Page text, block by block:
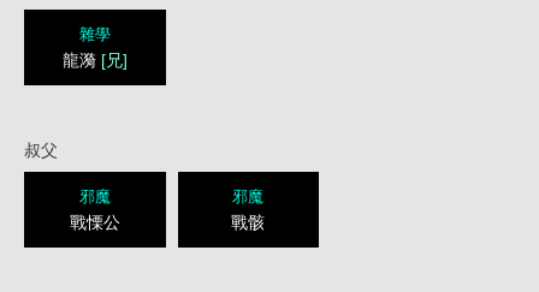
雜學
龍漪 [兄]
叔父
邪魔
戰慄公
邪魔
戰骸